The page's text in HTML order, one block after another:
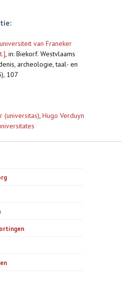
van Franeker
, in: Biekorf. Westvlaams
archeologie, taal- en
107
(universitas), Hugo Verduyn